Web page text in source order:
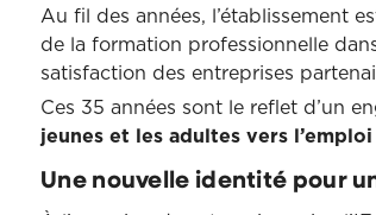
Au fil des années, l’établissement
de la formation professionnelle
satisfaction des entreprises
Ces 35 années sont le reflet d’un
jeunes et les adultes vers
Une nouvelle identité pour